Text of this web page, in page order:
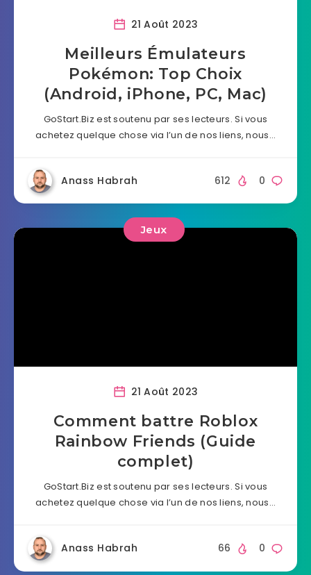
21 Août 2023
Meilleurs Émulateurs
Pokémon: Top Choix
(Android, iPhone, PC, Mac)
GoStart.Biz est soutenu par ses lecteurs. Si vous
achetez quelque chose via l’un de nos liens, nous…
Anass Habrah 0
612
Jeux
21 Août 2023
Comment battre Roblox
Rainbow Friends (Guide
complet)
GoStart.Biz est soutenu par ses lecteurs. Si vous
achetez quelque chose via l’un de nos liens, nous…
Anass Habrah 0
66